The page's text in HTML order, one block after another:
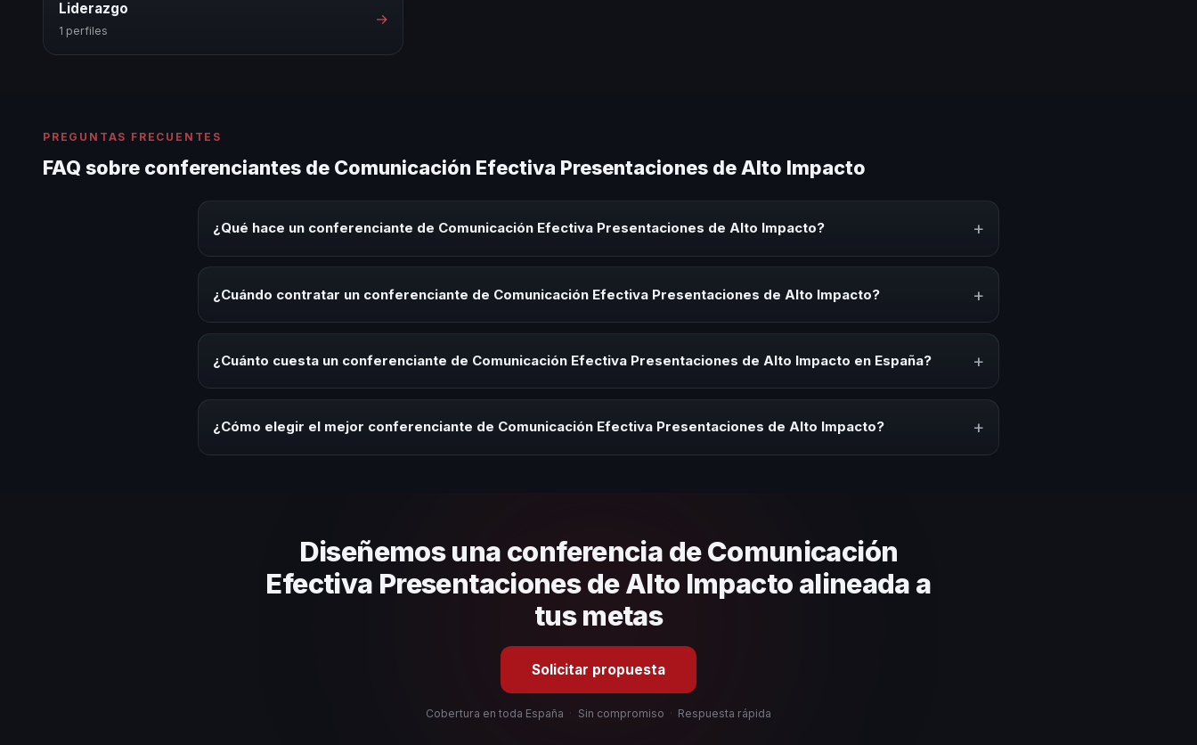
Liderazgo
1 perfiles
→
PREGUNTAS FRECUENTES
FAQ sobre conferenciantes de Comunicación Efectiva Presentaciones de Alto Impacto
¿Qué hace un conferenciante de Comunicación Efectiva Presentaciones de Alto Impacto? +
herramientas aplicables para la audiencia.
¿Cuándo contratar un conferenciante de Comunicación Efectiva Presentaciones de Alto Impacto? +
temática.
¿Cuánto cuesta un conferenciante de Comunicación Efectiva Presentaciones de Alto Impacto en España? +
¿Cómo elegir el mejor conferenciante de Comunicación Efectiva Presentaciones de Alto Impacto? +
Diseñemos una conferencia de Comunicación
Efectiva Presentaciones de Alto Impacto alineada a
tus metas
Solicitar propuesta
Cobertura en toda España · Sin compromiso · Respuesta rápida